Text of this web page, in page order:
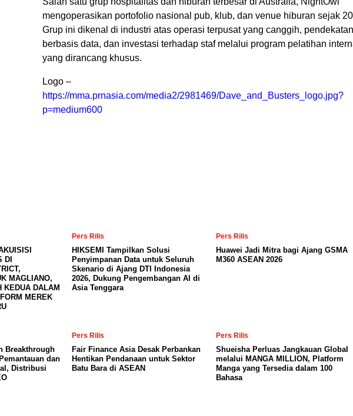
mengoperasikan portofolio nasional pub, klub, dan venue hiburan sejak
Grup ini dikenal di industri atas operasi terpusat yang canggih, pendekatan
berbasis data, dan investasi terhadap staf melalui program pelatihan
yang dirancang khusus.
Logo –
https://mma.prnasia.com/media2/2981469/Dave_and_Busters_logo.jpg?
p=medium600
DI
MAGLIANO,
KEDUA DALAM
MEREK
Pers Rilis
HIKSEMI Tampilkan Solusi
Penyimpanan Data untuk Seluruh
Skenario di Ajang DTI Indonesia
2026, Dukung Pengembangan AI di
Asia Tenggara
Pers Rilis
Huawei Jadi Mitra bagi Ajang GSMA
M360 ASEAN 2026
Breakthrough
dan
Distribusi
Pers Rilis
Fair Finance Asia Desak Perbankan
Hentikan Pendanaan untuk Sektor
Batu Bara di ASEAN
Pers Rilis
Shueisha Perluas Jangkauan Global
melalui MANGA MILLION, Platform
Manga yang Tersedia dalam 100
Bahasa